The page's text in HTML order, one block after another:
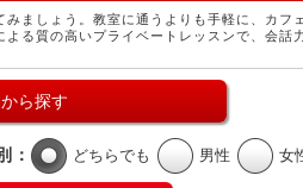
ましょう。教室に通うよりも手軽に、カフ
る質の高いプライベートレッスンで、会話
ら探す
： どちらでも 男性 女